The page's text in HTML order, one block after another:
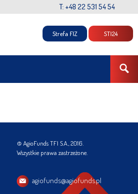
T: +48 22 531 54 54
Strefa FIZ STI24
© AgioFunds TFI S.A., 2016.
Wszystkie prawa zastrzeżone.
agiofunds@agiofunds.pl